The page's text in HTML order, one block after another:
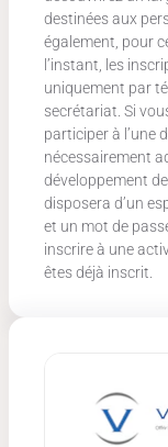
destinées aux
également, pour
l’instant, les
uniquement par
secrétariat. Si
participer à l’une
nécessairement
développement
disposera d’un
et un mot de
inscrire à une
êtes déjà inscrit.